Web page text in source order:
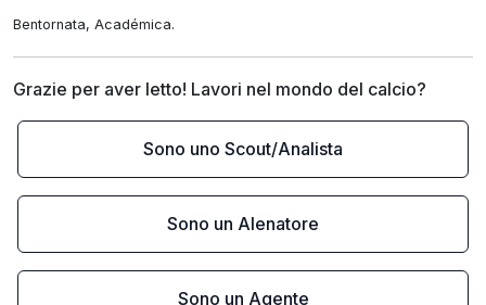
Bentornata, Académica.
Grazie per aver letto! Lavori nel mondo del calcio?
Sono uno Scout/Analista
Sono un Alenatore
Sono un Agente